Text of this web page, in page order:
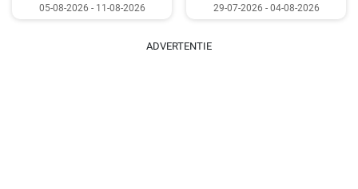
05-08-2026 - 11-08-2026 29-07-2026 - 04-08-2026
ADVERTENTIE